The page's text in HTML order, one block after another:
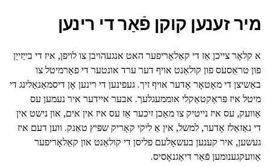
מיר זענען קוקן פֿאַר די רינען
א קלאָר צייכן אַז די קאַלאָריפער האט אנגעהויבן צו לויפן, איז די בייַזייַן
פון טראַסעס פון קולאַנט אויף דער ערד אונטער די פאָרמיטל צו
באַשיצן די מאָטאָר אָדער אויף זיך. געפינען די רינען אָן דיסמאַנאַלינג די
מיטל איז פּראַקטאַקלי אוממעגלעך. אבער איידער איר נעמען עס
אַוועק, עס איז נייטיק צו מאַכן זיכער אַז עס איז אין אים, און נישט אין
די נאַזאַלז אָדער, למשל, אין אַ ליקי קאָריק שפּיץ טאַנק. ווען דעם איז
געשען, איר קענען בעשאָלעם פליסן די קולאַנט און קאַלאָריפער
אַוועקגענומען פֿאַר דיאַגנאָסיס.